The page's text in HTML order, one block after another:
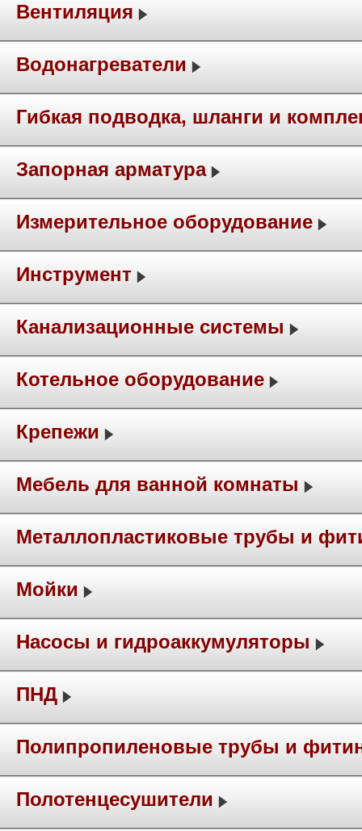
Вентиляция
Водонагреватели
Гибкая подводка, шланги и
Запорная арматура
Измерительное оборудование
Инструмент
Канализационные системы
Котельное оборудование
Крепежи
Мебель для ванной комнаты
Металлопластиковые трубы и
Мойки
Насосы и гидроаккумуляторы
ПНД
Полипропиленовые трубы и
Полотенцесушители